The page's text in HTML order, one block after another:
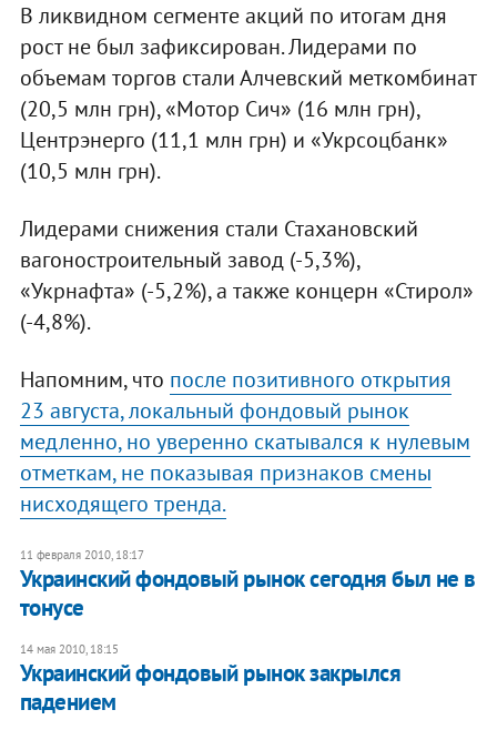
В ликвидном сегменте акций по итогам дня
рост не был зафиксирован. Лидерами по
объемам торгов стали Алчевский меткомбинат
(20,5 млн грн), «Мотор Сич» (16 млн грн),
Центрэнерго (11,1 млн грн) и «Укрсоцбанк»
(10,5 млн грн).
Лидерами снижения стали Стахановский
вагоностроительный завод (-5,3%),
«Укрнафта» (-5,2%), а также концерн «Стирол»
(-4,8%).
Напомним, что после позитивного открытия
23 августа, локальный фондовый рынок
медленно, но уверенно скатывался к нулевым
отметкам, не показывая признаков смены
нисходящего тренда.
11 февраля 2010, 18:17
Украинский фондовый рынок сегодня был не в
тонусе
14 мая 2010, 18:15
Украинский фондовый рынок закрылся
падением